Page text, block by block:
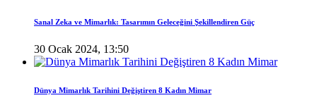
Sanal Zeka ve Mimarlık: Tasarımın Geleceğini Şekillendiren Güç
30 Ocak 2024, 13:50
Dünya Mimarlık Tarihini Değiştiren 8 Kadın Mimar